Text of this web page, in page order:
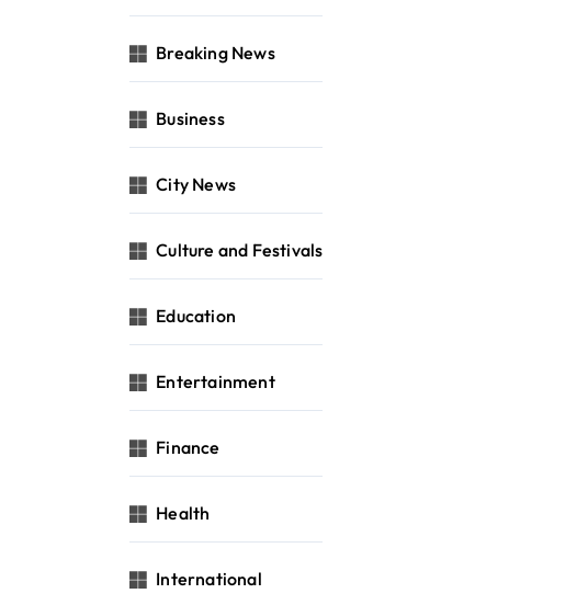
Breaking News
Business
City News
Culture and Festivals
Education
Entertainment
Finance
Health
International